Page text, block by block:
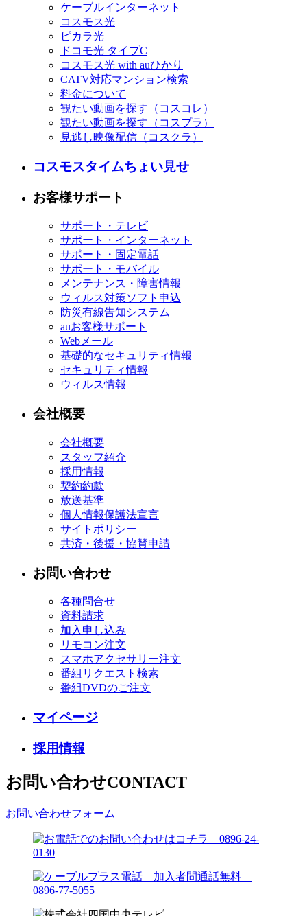
ケーブルインターネット
コスモス光
ピカラ光
ドコモ光 タイプC
コスモス光 with auひかり
CATV対応マンション検索
料金について
観たい動画を探す（コスコレ）
観たい動画を探す（コスプラ）
見逃し映像配信（コスクラ）
コスモスタイムちょい見せ
お客様サポート
サポート・テレビ
サポート・インターネット
サポート・固定電話
サポート・モバイル
メンテナンス・障害情報
ウィルス対策ソフト申込
防災有線告知システム
auお客様サポート
Webメール
基礎的なセキュリティ情報
セキュリティ情報
ウィルス情報
会社概要
会社概要
スタッフ紹介
採用情報
契約約款
放送基準
個人情報保護法宣言
サイトポリシー
共済・後援・協賛申請
お問い合わせ
各種問合せ
資料請求
加入申し込み
リモコン注文
スマホアクセサリー注文
番組リクエスト検索
番組DVDのご注文
マイページ
採用情報
お問い合わせCONTACT
お問い合わせフォーム